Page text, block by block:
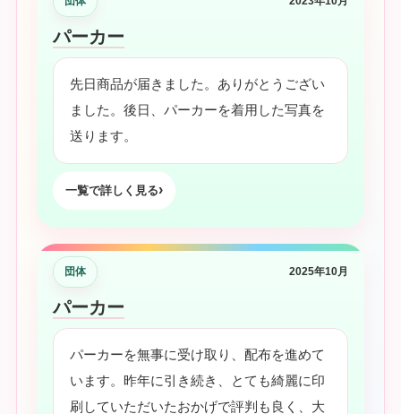
パーカー
先日商品が届きました。ありがとうござい
ました。後日、パーカーを着用した写真を
送ります。
一覧で詳しく見る
団体 2025年10月
パーカー
パーカーを無事に受け取り、配布を進めて
います。昨年に引き続き、とても綺麗に印
刷していただいたおかげで評判も良く、大